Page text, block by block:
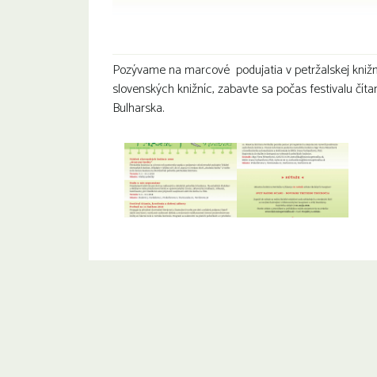
Pozývame na marcové podujatia v petržalskej
slovenských knižníc, zabavte sa počas festivalu
Bulharska.